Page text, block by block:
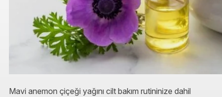
Mavi anemon çiçeği yağını cilt bakım rutininize dahil